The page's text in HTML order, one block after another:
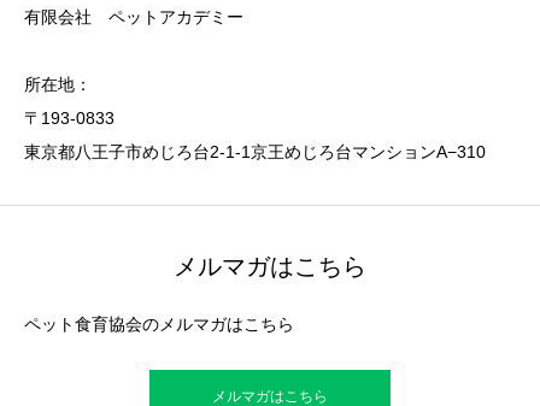
有限会社 ペットアカデミー
所在地：
〒193-0833
東京都八王子市めじろ台2-1-1京王めじろ台マンションA−310
メルマガはこちら
ペット食育協会のメルマガはこちら
メルマガはこちら